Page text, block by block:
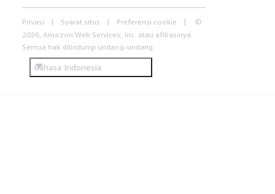
Privasi Syarat situs Preferensi cookie
©
2026, Amazon Web Services, Inc. atau afiliasinya.
Semua hak dilindungi undang-undang.
Bahasa Indonesia